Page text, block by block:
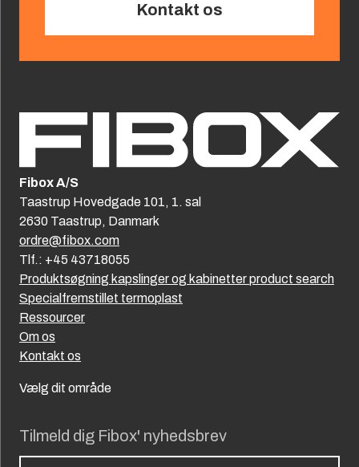
Kontakt os
Tilmeld dig Fibox' nyhedsbrev
Produktsøgning kapslinger og kabinetter product search
Specialfremstillet termoplast
Ressourcer
Om os
Kontakt os
Vælg dit område
Fibox A/S
Taastrup Hovedgade 101, 1. sal
2630 Taastrup, Danmark
ordre@fibox.com
Tlf.: +45 43718055